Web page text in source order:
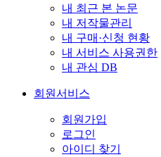
내 최근 본 논문
내 저작물관리
내 구매·신청 현황
내 서비스 사용권한
내 관심 DB
회원서비스
회원가입
로그인
아이디 찾기